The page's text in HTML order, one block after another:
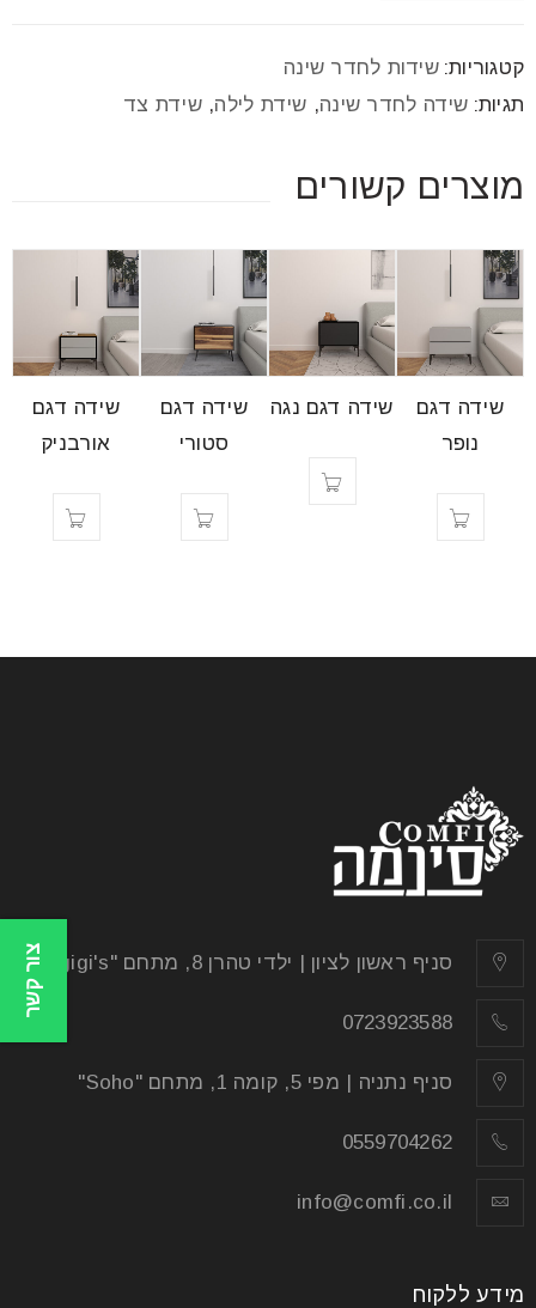
קטגוריות: שידות לחדר שינה
תגיות: שידה לחדר שינה, שידת לילה,שידת צד
מוצרים קשורים
שידה דגם
נופר
שידה דגם נגה
שידה דגם
סטורי
שידה דגם
אורבניק
סניף ראשון לציון | ילדי טהרן 8, מתחם "gigi's"
0723923588
סניף נתניה | מפי 5, קומה 1, מתחם "Soho"
0559704262
info@comfi.co.il
מידע ללקוח
כל
האפשרויות
צור קשר